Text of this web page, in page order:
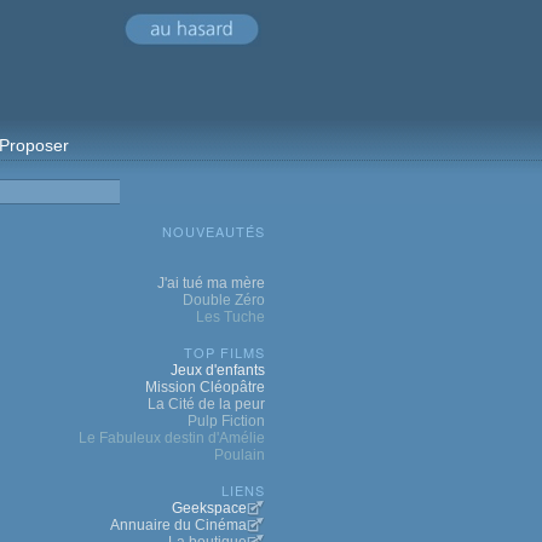
Proposer
NOUVEAUTÉS
J'ai tué ma mère
Double Zéro
Les Tuche
TOP FILMS
Jeux d'enfants
Mission Cléopâtre
La Cité de la peur
Pulp Fiction
Le Fabuleux destin d'Amélie
Poulain
LIENS
Geekspace
Annuaire du Cinéma